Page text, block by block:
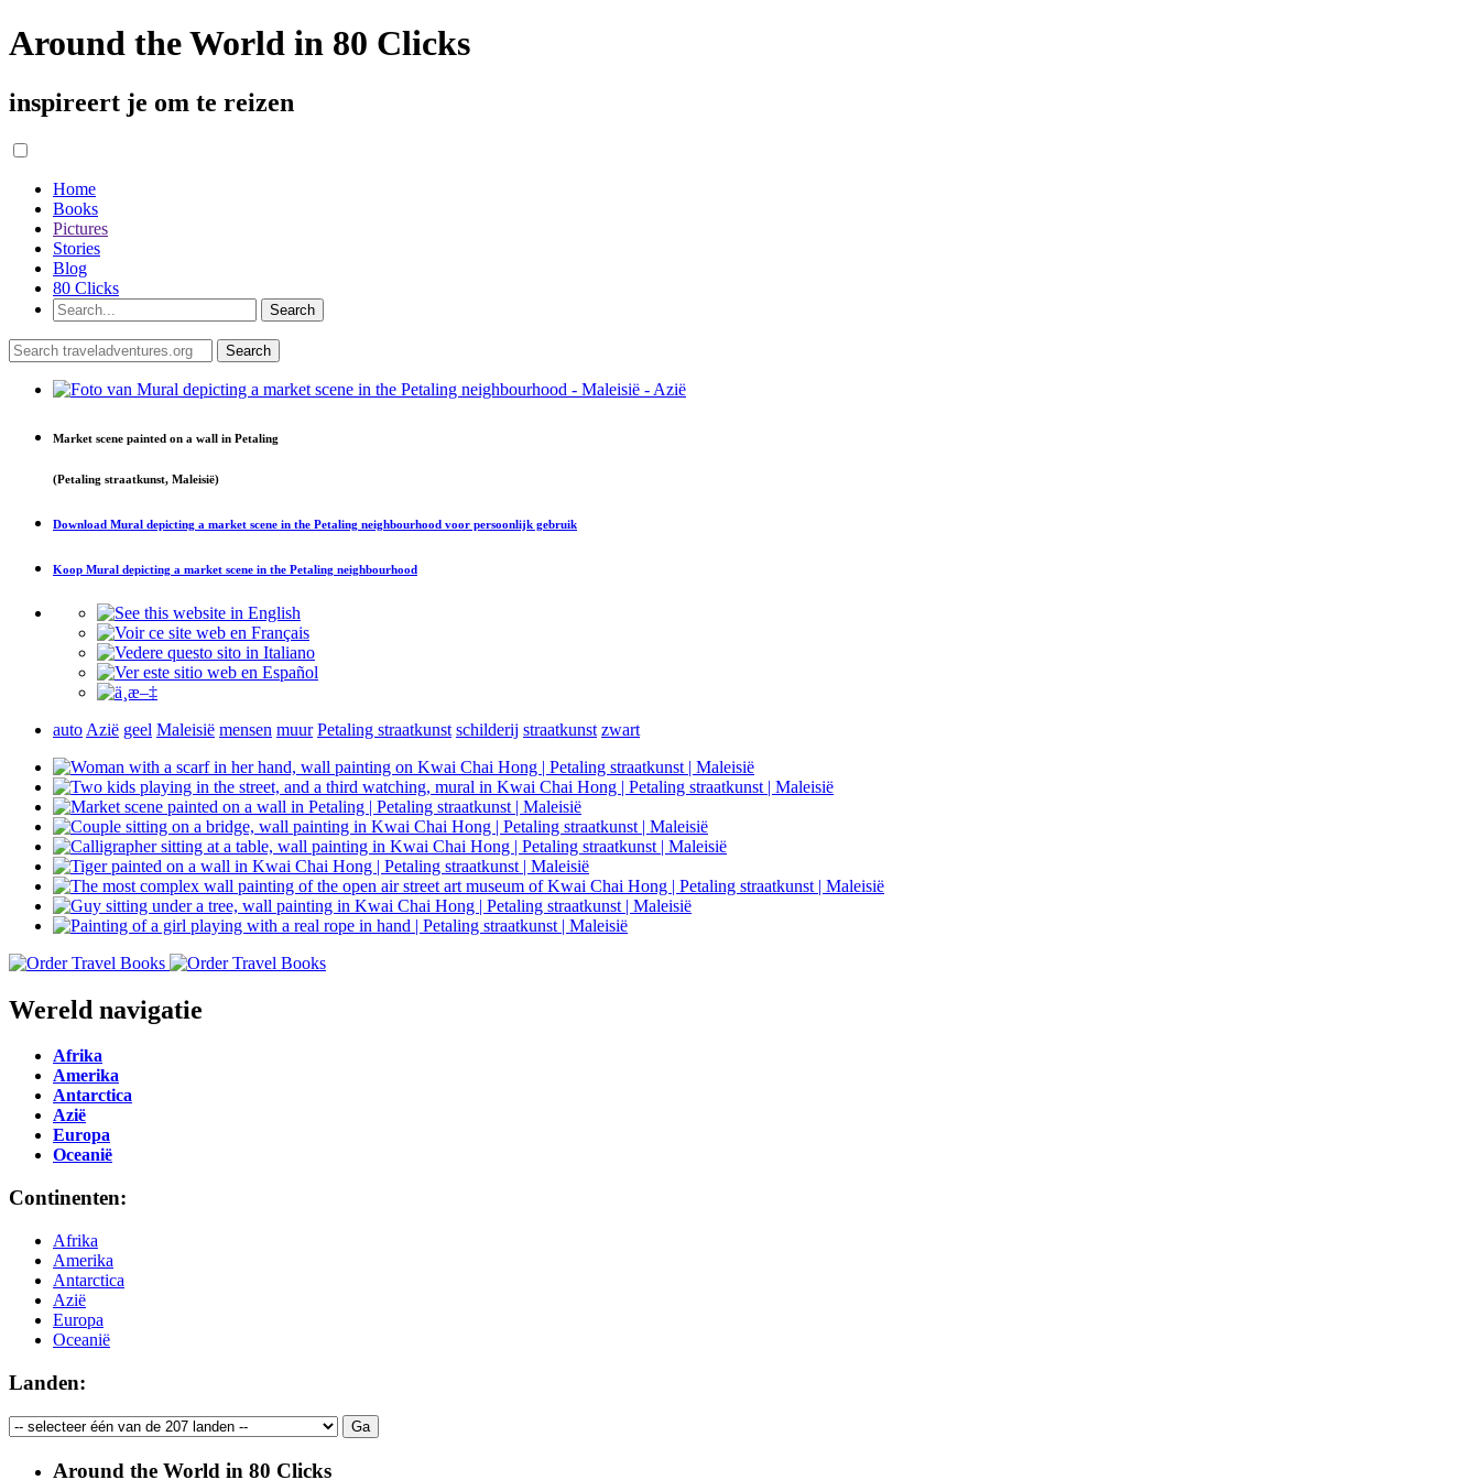
Around the World in 80 Clicks
inspireert je om te reizen
Home
Books
Pictures
Stories
Blog
80 Clicks
Market scene painted on a wall in Petaling
(Petaling straatkunst, Maleisië)
Download Mural depicting a market scene in the Petaling neighbourhood voor persoonlijk gebruik
Koop Mural depicting a market scene in the Petaling neighbourhood
auto Azië geel Maleisië mensen muur Petaling straatkunst schilderij straatkunst zwart
Wereld navigatie
Afrika
Amerika
Antarctica
Azië
Europa
Oceanië
Continenten:
Afrika
Amerika
Antarctica
Azië
Europa
Oceanië
Landen:
Around the World in 80 Clicks